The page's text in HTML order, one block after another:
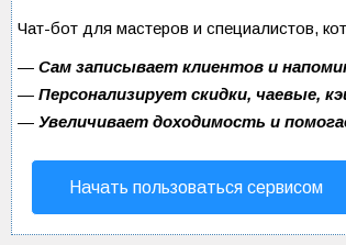
Чат-бот для мастеров и специалистов,
— Сам записывает клиентов и
— Персонализирует скидки, чаевые,
— Увеличивает доходимость и
Начать пользоваться сервисом